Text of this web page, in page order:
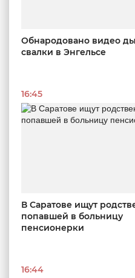
Обнародовано видео
свалки в Энгельсе
16:45
В Саратове ищут
попавшей в больницу
пенсионерки
16:44